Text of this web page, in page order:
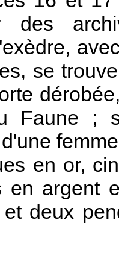
des
se
Faune ;
en or,
en argent
deux